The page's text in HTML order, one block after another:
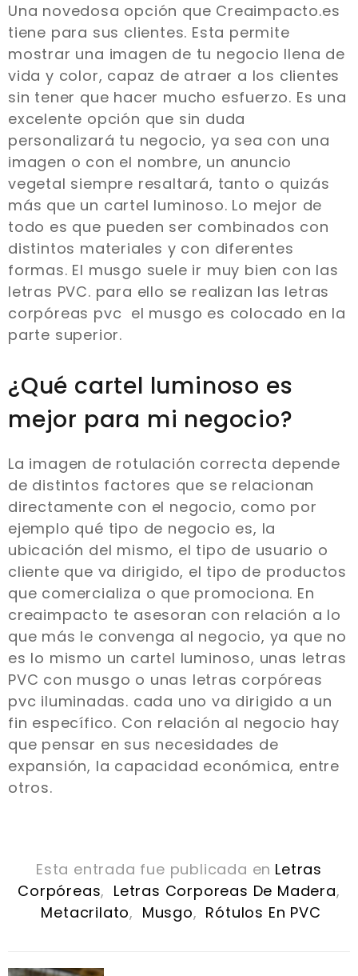
Una novedosa opción que Creaimpacto.es
tiene para sus clientes. Esta permite
mostrar una imagen de tu negocio llena de
vida y color, capaz de atraer a los clientes
sin tener que hacer mucho esfuerzo. Es una
excelente opción que sin duda
personalizará tu negocio, ya sea con una
imagen o con el nombre, un anuncio
vegetal siempre resaltará, tanto o quizás
más que un cartel luminoso. Lo mejor de
todo es que pueden ser combinados con
distintos materiales y con diferentes
formas. El musgo suele ir muy bien con las
letras PVC. para ello se realizan las letras
corpóreas pvc el musgo es colocado en la
parte superior.
¿Qué cartel luminoso es
mejor para mi negocio?
La imagen de rotulación correcta depende
de distintos factores que se relacionan
directamente con el negocio, como por
ejemplo qué tipo de negocio es, la
ubicación del mismo, el tipo de usuario o
cliente que va dirigido, el tipo de productos
que comercializa o que promociona. En
creaimpacto te asesoran con relación a lo
que más le convenga al negocio, ya que no
es lo mismo un cartel luminoso, unas letras
PVC con musgo o unas letras corpóreas
pvc iluminadas. cada uno va dirigido a un
fin específico. Con relación al negocio hay
que pensar en sus necesidades de
expansión, la capacidad económica, entre
otros.
Esta entrada fue publicada en Letras
Corpóreas, Letras Corporeas De Madera,
Metacrilato, Musgo, Rótulos En PVC